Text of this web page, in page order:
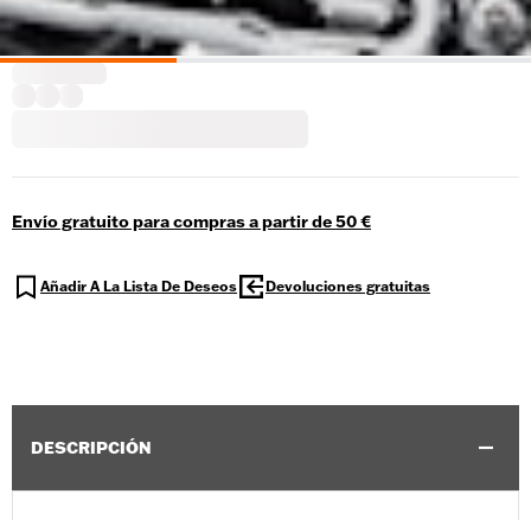
Envío gratuito para compras a partir de 50 €
Añadir A La Lista De Deseos Devoluciones gratuitas
DESCRIPCIÓN